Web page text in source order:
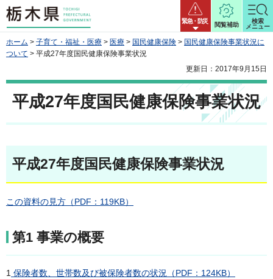
栃木県 緊急・防災
閲覧補助
検索
メニュー
ホーム > 子育て・福祉・医療 > 医療 > 国民健康保険 > 国民健康保険事業状況に
ついて > 平成27年度国民健康保険事業状況
更新日：2017年9月15日
平成27年度国民健康保険事業状況
平成27年度国民健康保険事業状況
この資料の見方（PDF：119KB）
第1 事業の概要
1 保険者数、世帯数及び被保険者数の状況（PDF：124KB）